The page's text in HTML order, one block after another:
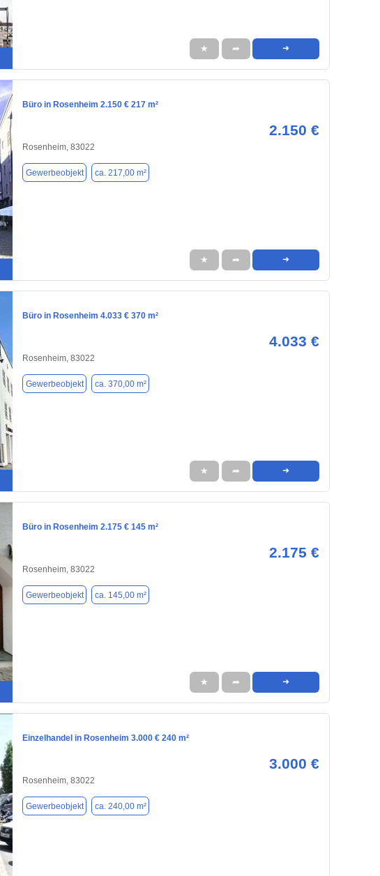
★ ➦ ➜
Büro in Rosenheim 2.150 € 217 m²
2.150 €
Rosenheim, 83022
Gewerbeobjekt ca. 217,00 m²
★ ➦ ➜
Büro in Rosenheim 4.033 € 370 m²
4.033 €
Rosenheim, 83022
Gewerbeobjekt ca. 370,00 m²
★ ➦ ➜
Büro in Rosenheim 2.175 € 145 m²
2.175 €
Rosenheim, 83022
Gewerbeobjekt ca. 145,00 m²
★ ➦ ➜
Einzelhandel in Rosenheim 3.000 € 240 m²
3.000 €
Rosenheim, 83022
Gewerbeobjekt ca. 240,00 m²